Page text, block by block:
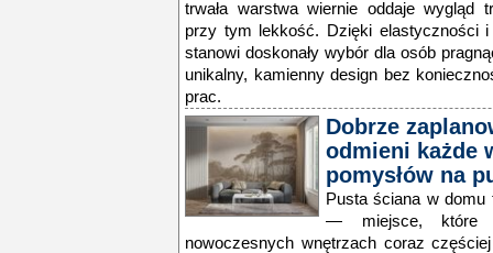
trwała warstwa wiernie oddaje wygląd
przy tym lekkość. Dzięki elastyczności i
stanowi doskonały wybór dla osób
unikalny, kamienny design bez
prac.
Dobrze
odmieni każde
pomysłów na
Pusta ściana w
— miejsce, które
nowoczesnych wnętrzach coraz